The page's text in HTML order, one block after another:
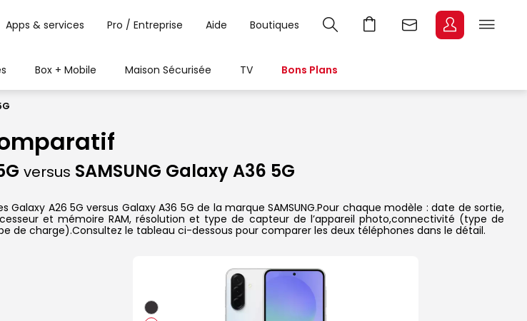
Apps & services Pro / Entreprise Aide Boutiques
Box + Mobile Maison Sécurisée TV Bons Plans
versus SAMSUNG Galaxy A36 5G
A26 5G versus Galaxy A36 5G de la marque SAMSUNG.Pour chaque modèle : date de sortie,
et mémoire RAM, résolution et type de capteur de l’appareil photo,connectivité (type de
de charge).Consultez le tableau ci-dessous pour comparer les deux téléphones dans le détail.